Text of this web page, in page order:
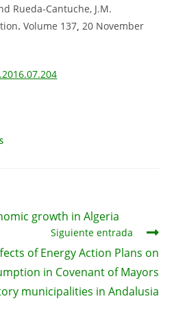
entrada:
Rueda-Cantuche, J.M.
.Volume 137,20 November
growth in Algeria
Siguiente entrada
of Energy Action Plans on
in Covenant of Mayors
municipalities in Andalusia